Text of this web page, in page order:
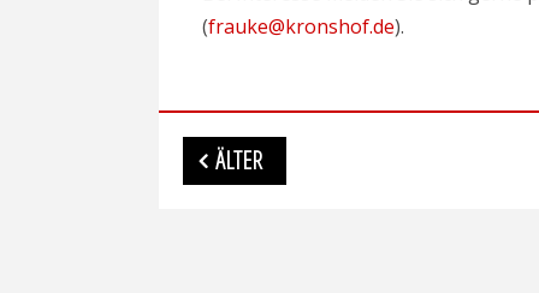
(frauke@kronshof.de).
Beitragsnavigation
ÄLTER